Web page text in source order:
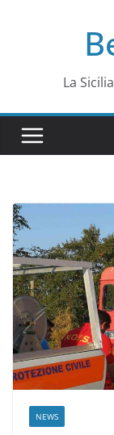
La
NEWS